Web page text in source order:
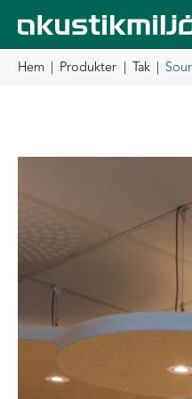
Hoppa
innehåll
Hem Produkter Tak